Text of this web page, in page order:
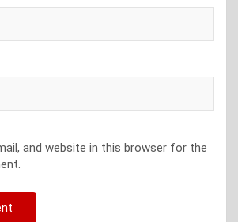
and website in this browser for the